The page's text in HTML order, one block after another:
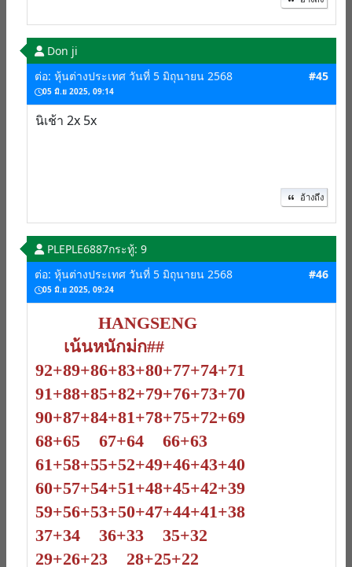
Don ji
ต่อ: หุ้นต่างประเทศ วันที่ 5 มิถุนายน 2568
05 มิ.ย 2025, 09:14
#45
นิเช้า 2x 5x
อ้างถึง
PLEPLE6887กระทู้: 9
ต่อ: หุ้นต่างประเทศ วันที่ 5 มิถุนายน 2568
05 มิ.ย 2025, 09:24
#46
HANGSENG
เน้นหนักม่ก##
92+89+86+83+80+77+74+71
91+88+85+82+79+76+73+70
90+87+84+81+78+75+72+69
68+65 67+64 66+63
61+58+55+52+49+46+43+40
60+57+54+51+48+45+42+39
59+56+53+50+47+44+41+38
37+34 36+33 35+32
29+26+23 28+25+22